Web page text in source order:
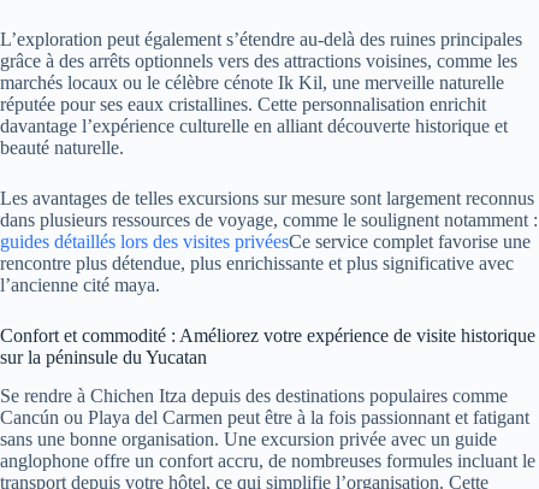
L’exploration peut également s’étendre au-delà des ruines principales
grâce à des arrêts optionnels vers des attractions voisines, comme les
marchés locaux ou le célèbre cénote Ik Kil, une merveille naturelle
réputée pour ses eaux cristallines. Cette personnalisation enrichit
davantage l’expérience culturelle en alliant découverte historique et
beauté naturelle.
Les avantages de telles excursions sur mesure sont largement reconnus
dans plusieurs ressources de voyage, comme le soulignent notamment :
guides détaillés lors des visites privéesCe service complet favorise une
rencontre plus détendue, plus enrichissante et plus significative avec
l’ancienne cité maya.
Confort et commodité : Améliorez votre expérience de visite historique
sur la péninsule du Yucatan
Se rendre à Chichen Itza depuis des destinations populaires comme
Cancún ou Playa del Carmen peut être à la fois passionnant et fatigant
sans une bonne organisation. Une excursion privée avec un guide
anglophone offre un confort accru, de nombreuses formules incluant le
transport depuis votre hôtel, ce qui simplifie l’organisation. Cette